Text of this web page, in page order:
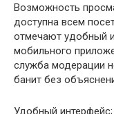
Возможность
доступна всем
отмечают удобный
мобильного
служба модерации
банит без
Удобный